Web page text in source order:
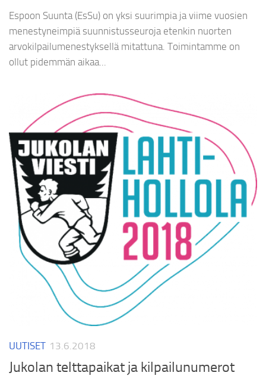
Espoon Suunta (EsSu) on yksi suurimpia ja viime vuosien
menestyneimpiä suunnistusseuroja etenkin nuorten
arvokilpailumenestyksellä mitattuna. Toimintamme on
ollut pidemmän aikaa...
UUTISET 13.6.2018
Jukolan telttapaikat ja kilpailunumerot